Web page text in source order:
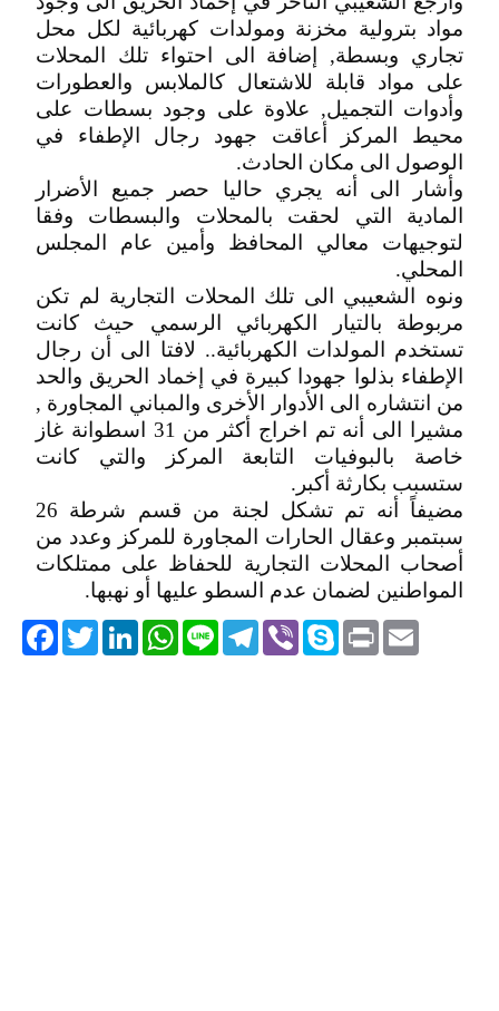
مواد بترولية مخزنة ومولدات كهربائية لكل محل
تجاري وبسطة, إضافة الى احتواء تلك المحلات
على مواد قابلة للاشتعال كالملابس والعطورات
وأدوات التجميل, علاوة على وجود بسطات على
محيط المركز أعاقت جهود رجال الإطفاء في
الوصول الى مكان الحادث.
وأشار الى أنه يجري حاليا حصر جميع الأضرار
المادية التي لحقت بالمحلات والبسطات وفقا
لتوجيهات معالي المحافظ وأمين عام المجلس
المحلي.
ونوه الشعيبي الى تلك المحلات التجارية لم تكن
مربوطة بالتيار الكهربائي الرسمي حيث كانت
تستخدم المولدات الكهربائية.. لافتا الى أن رجال
الإطفاء بذلوا جهودا كبيرة في إخماد الحريق والحد
من انتشاره الى الأدوار الأخرى والمباني المجاورة ,
مشيرا الى أنه تم اخراج أكثر من 31 اسطوانة غاز
خاصة بالبوفيات التابعة المركز والتي كانت
ستسبب بكارثة أكبر.
مضيفاً أنه تم تشكل لجنة من قسم شرطة 26
سبتمبر وعقال الحارات المجاورة للمركز وعدد من
أصحاب المحلات التجارية للحفاظ على ممتلكات
المواطنين لضمان عدم السطو عليها أو نهبها.
TwitterLinkedIn
WhatsApp Line
Telegram ViberSkype PrintEmail